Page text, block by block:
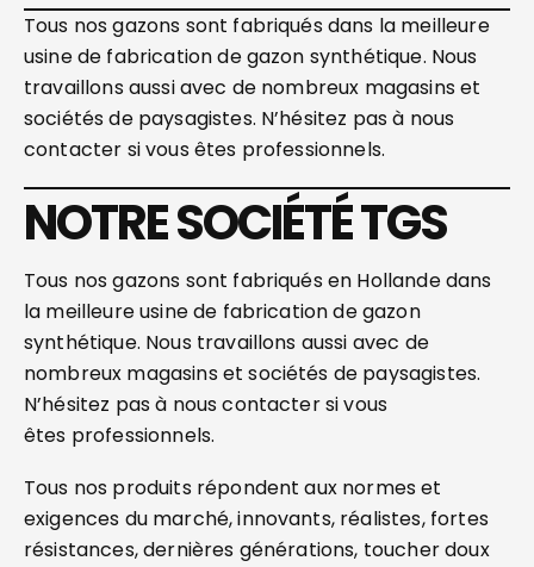
Tous nos gazons sont fabriqués dans la meilleure
usine de fabrication de gazon synthétique. Nous
travaillons aussi avec de nombreux magasins et
sociétés de paysagistes. N’hésitez pas à nous
contacter si vous êtes professionnels.
NOTRE SOCIÉTÉ TGS
Tous nos gazons sont fabriqués en Hollande dans
la meilleure usine de fabrication de gazon
synthétique. Nous travaillons aussi avec de
nombreux magasins et sociétés de paysagistes.
N’hésitez pas à nous contacter si vous
êtes professionnels.
Tous nos produits répondent aux normes et
exigences du marché, innovants, réalistes, fortes
résistances, dernières générations, toucher doux